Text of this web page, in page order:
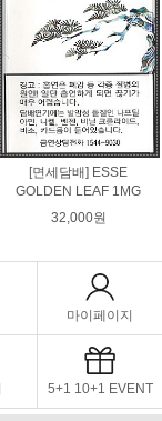
[면세담배] ESSE
GOLDEN LEAF 1MG
32,000원
마이페이지
5+1 10+1 EVENT